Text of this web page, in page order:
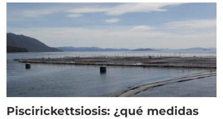
Piscirickettsiosis: ¿qué medidas